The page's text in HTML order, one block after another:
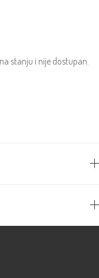
stanju i nije dostupan.